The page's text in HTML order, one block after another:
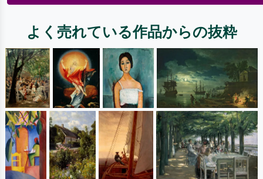
よく売れている作品からの抜粋